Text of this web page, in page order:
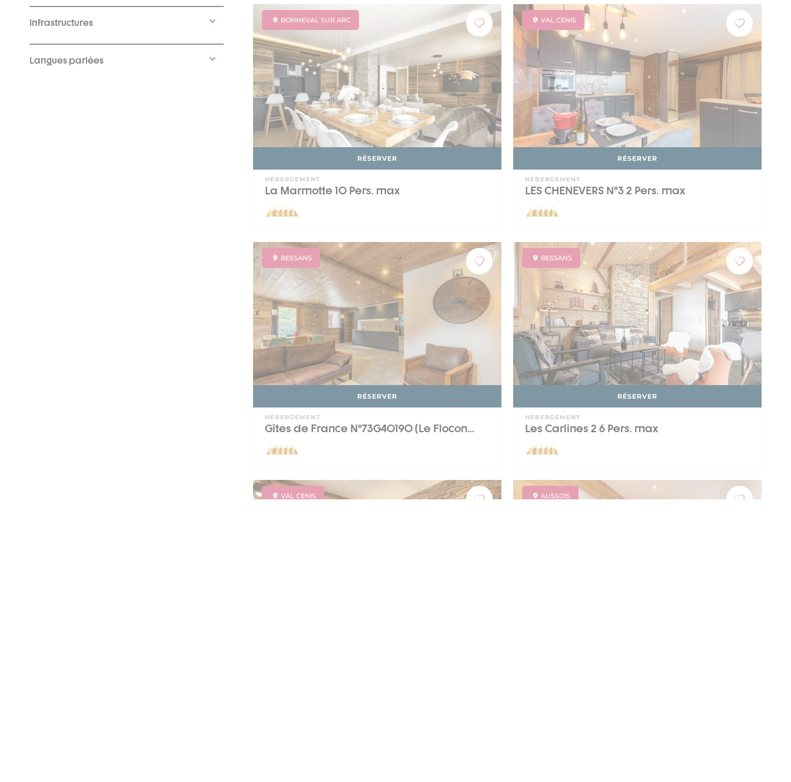
Infrastructures
Langues parlées
BONNEVAL SUR ARC
RÉSERVER
HÉBERGEMENT
La Marmotte 10 Pers. max
VAL CENIS
RÉSERVER
HÉBERGEMENT
LES CHENEVERS N°3 2 Pers. max
BESSANS
RÉSERVER
HÉBERGEMENT
Gîtes de France N°73G40190 (Le Flocon...
BESSANS
RÉSERVER
HÉBERGEMENT
Les Carlines 2 6 Pers. max
VAL CENIS AUSSOIS